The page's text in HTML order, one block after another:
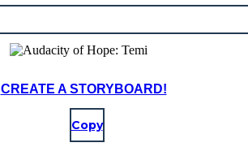
CREATE A STORYBOARD!
Copy